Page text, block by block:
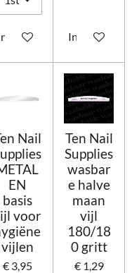
winkelwagenIn
Nail
EN
basis
voor
vijlen
€ 3,95
Ten Nail
Supplies
wasbar
e halve
maan
vijl
180/18
0 gritt
€ 1,29